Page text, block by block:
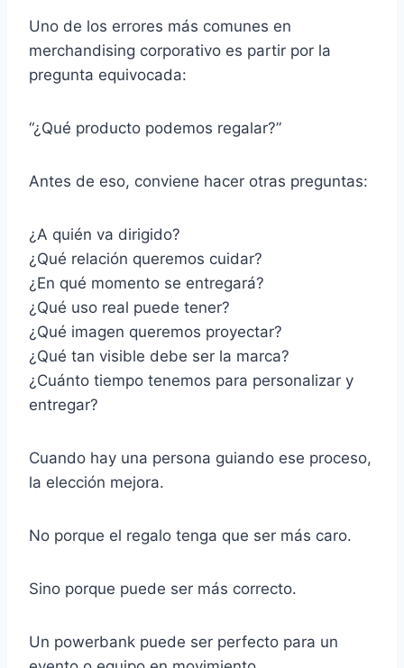
Uno de los errores más comunes en
merchandising corporativo es partir por la
pregunta equivocada:
“¿Qué producto podemos regalar?”
Antes de eso, conviene hacer otras preguntas:
¿A quién va dirigido?
¿Qué relación queremos cuidar?
¿En qué momento se entregará?
¿Qué uso real puede tener?
¿Qué imagen queremos proyectar?
¿Qué tan visible debe ser la marca?
¿Cuánto tiempo tenemos para personalizar y
entregar?
Cuando hay una persona guiando ese proceso,
la elección mejora.
No porque el regalo tenga que ser más caro.
Sino porque puede ser más correcto.
Un powerbank puede ser perfecto para un